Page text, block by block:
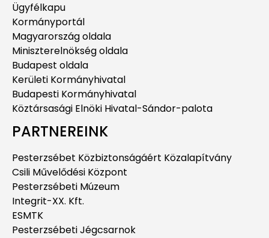
Ügyfélkapu
Kormányportál
Magyarország oldala
Miniszterelnökség oldala
Budapest oldala
Kerületi Kormányhivatal
Budapesti Kormányhivatal
Köztársasági Elnöki Hivatal-Sándor-palota
PARTNEREINK
Pesterzsébet Közbiztonságáért Közalapítvány
Csili Művelődési Központ
Pesterzsébeti Múzeum
Integrit-XX. Kft.
ESMTK
Pesterzsébeti Jégcsarnok